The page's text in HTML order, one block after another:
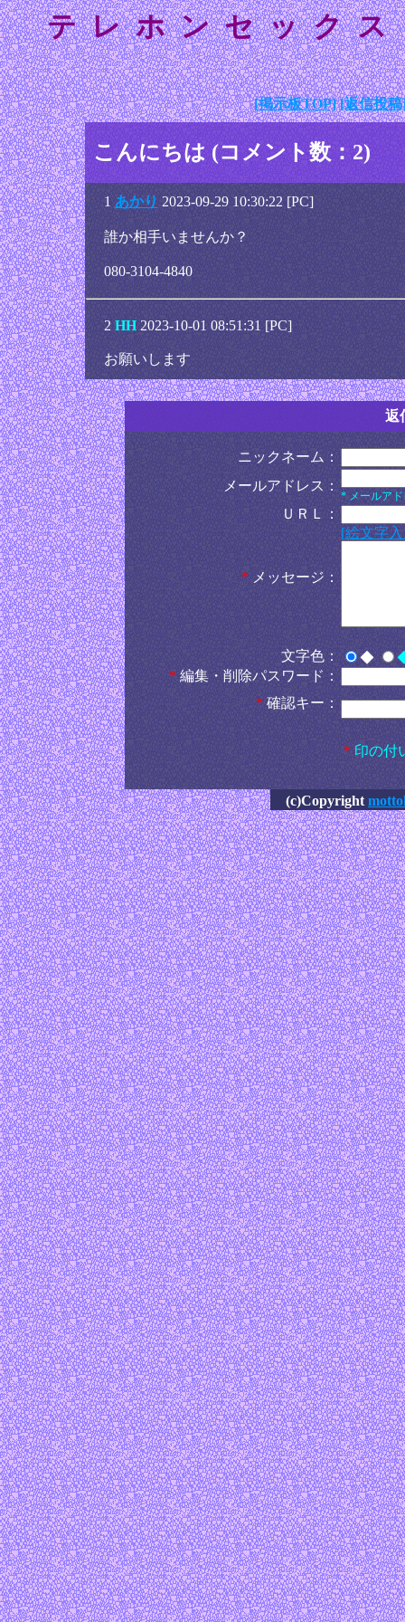
テレホンセック
[掲示板TOP] [返信投稿
こんにちは (コメント数：2)
1 あかり 2023-09-29 10:30:22 [PC]
誰か相手いませんか？
080-3104-4840
2 HH2023-10-01 08:51:31 [PC]
お願いします
返
ニックネーム：
メールアドレス：
* メールア
ＵＲＬ：
* メッセージ：
[絵文字
文字色： ◆
* 編集・削除パスワード：
* 確認キー：
* 印の付
(c)Copyright